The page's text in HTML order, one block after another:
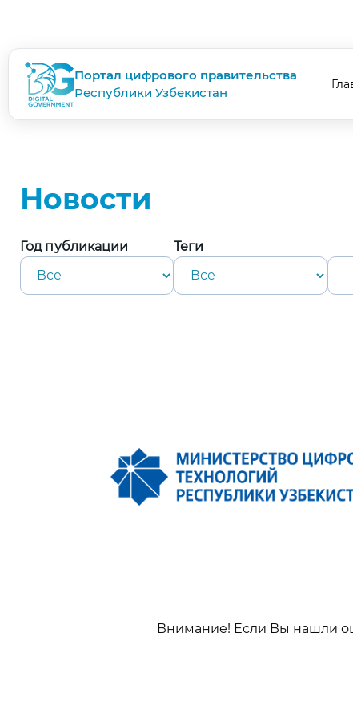
Портал цифрового правительства
Республики Узбекистан
Новости
Год публикации Теги
Внимание! Если Вы нашли